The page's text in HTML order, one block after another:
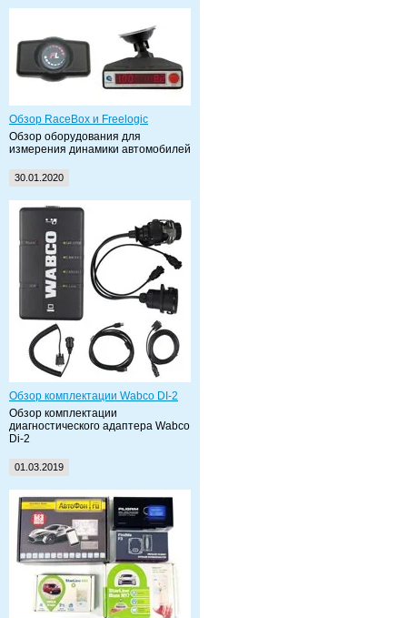
Обзор RaceBox и Freelogic
Обзор оборудования для
измерения динамики автомобилей
30.01.2020
Обзор комплектации Wabco DI-2
Обзор комплектации
диагностического адаптера Wabco
Di-2
01.03.2019